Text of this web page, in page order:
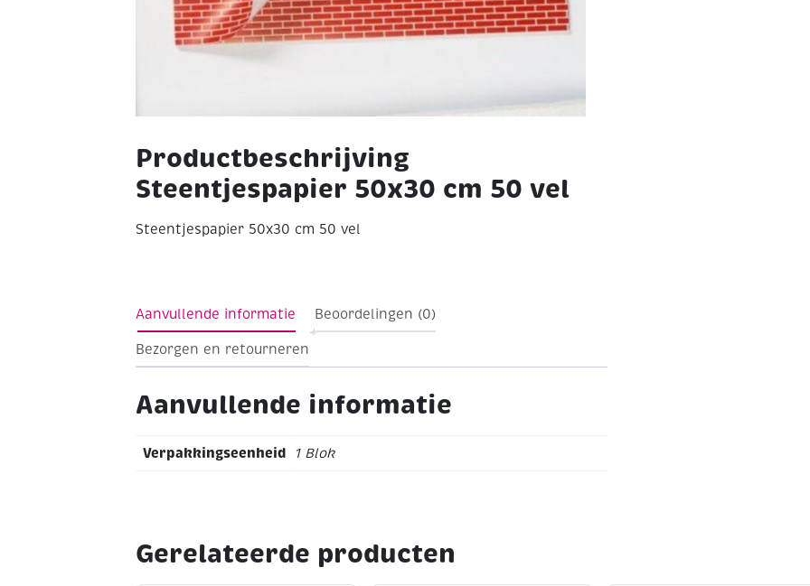
Productbeschrijving
Steentjespapier 50x30 cm 50 vel
Steentjespapier 50x30 cm 50 vel
Aanvullende informatie Beoordelingen (0)
Bezorgen en retourneren
Aanvullende informatie
Verpakkingseenheid 1 Blok
Gerelateerde producten